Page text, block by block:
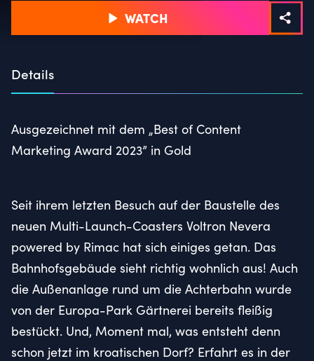
WATCH
Details
Ausgezeichnet mit dem „Best of Content
Marketing Award 2023” in Gold
Seit ihrem letzten Besuch auf der Baustelle des
neuen Multi-Launch-Coasters Voltron Nevera
powered by Rimac hat sich einiges getan. Das
Bahnhofsgebäude sieht richtig wohnlich aus! Auch
die Außenanlage rund um die Achterbahn wurde
von der Europa-Park Gärtnerei bereits fleißig
bestückt. Und, Moment mal, was entsteht denn
schon jetzt im kroatischen Dorf? Erfahrt es in der